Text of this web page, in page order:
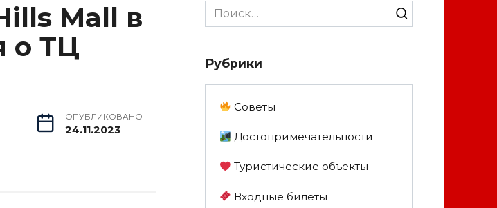
Mall в
о ТЦ
ОПУБЛИКОВАНО
24.11.2023
Search
for:
Рубрики
Советы
Достопримечательности
Туристические объекты
Входные билеты